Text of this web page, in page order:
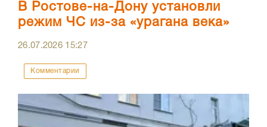
В Ростове-на-Дону установли
режим ЧС из-за «урагана века»
26.07.2026 15:27
Комментарии